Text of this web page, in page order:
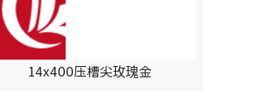
14x400压槽尖玫瑰金